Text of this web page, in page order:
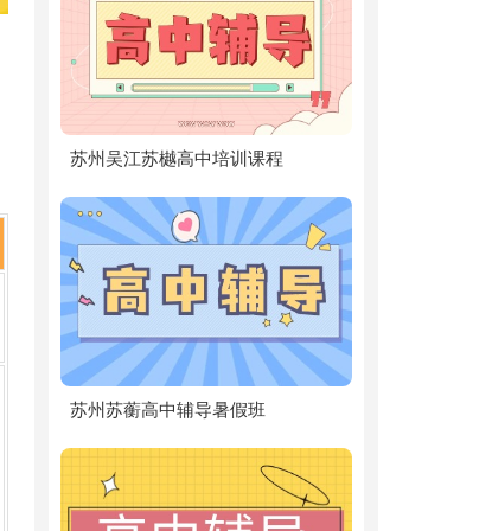
苏州吴江苏樾高中培训课程
苏州苏蘅高中辅导暑假班